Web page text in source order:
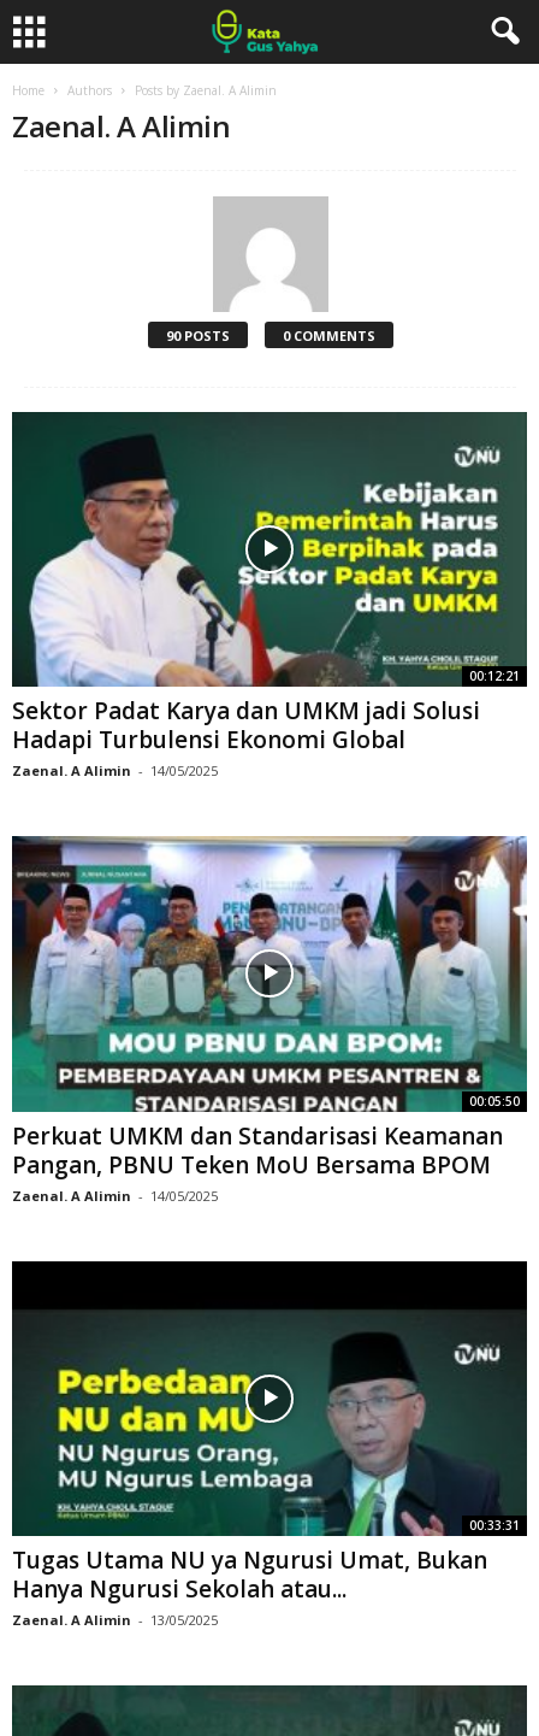
Home Authors Posts by Zaenal. A Alimin
Zaenal. A Alimin
90 POSTS 0 COMMENTS
00:12:21
Sektor Padat Karya dan UMKM jadi Solusi
Hadapi Turbulensi Ekonomi Global
Zaenal. A Alimin - 14/05/2025
00:05:50
Perkuat UMKM dan Standarisasi Keamanan
Pangan, PBNU Teken MoU Bersama BPOM
Zaenal. A Alimin - 14/05/2025
00:33:31
Tugas Utama NU ya Ngurusi Umat, Bukan
Hanya Ngurusi Sekolah atau...
Zaenal. A Alimin - 13/05/2025